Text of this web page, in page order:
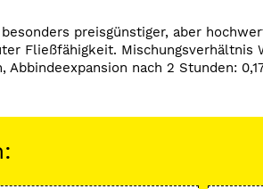
preisgünstiger, aber
Fließfähigkeit. Mischungsverhältnis
nach 2 Stunden: